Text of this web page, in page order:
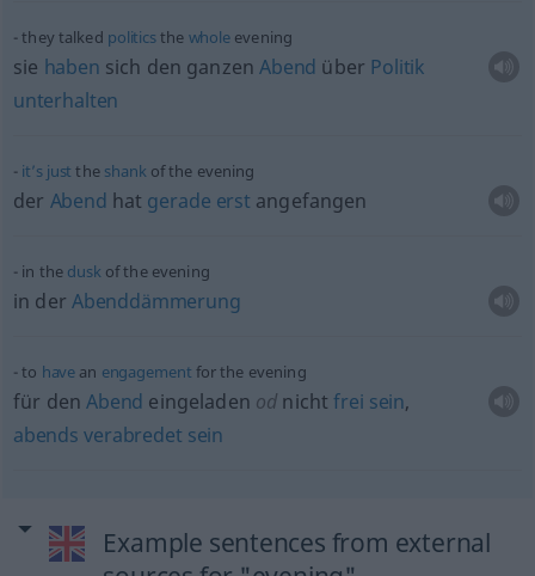
they talked politicsthe wholeevening
sie haben sich den ganzenAbend über Politik
unterhalten
it’s just the shankof the evening
der Abend hat gerade erst angefangen
in the duskof the evening
in der Abenddämmerung
to have an engagement for the evening
für denAbend eingeladen od nichtfrei sein,
abends verabredet sein
Example sentences from external